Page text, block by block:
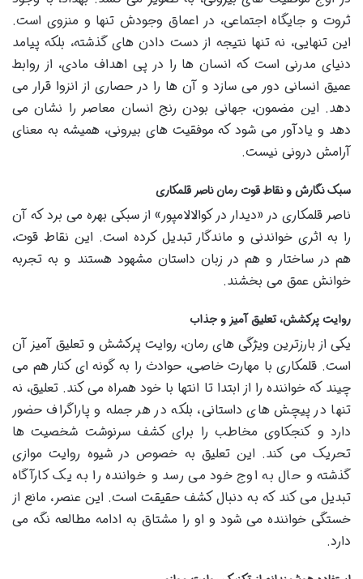
ثروت و جایگاه اجتماعی، در اعماق وجودش تنها و منزوی است.
این تنهایی، نه تنها نتیجه از دست دادن های گذشته، بلکه پیامد
دنیای مدرنی است که انسان ها را در پی اهداف مادی، از روابط
عمیق انسانی دور می سازد و آن ها را در حصاری از انزوا قرار می
دهد. این مضمون، جهانی بودن رنج انسان معاصر را نشان می
دهد و یادآور می شود که موفقیت های بیرونی، همیشه به معنای
آرامش درونی نیست.
سبک نگارش و نقاط قوت رمان ناصر قلمکاری
ناصر قلمکاری در «دیدار در کوالالامپور» از سبکی بهره می برد که آن
را به اثری خواندنی و ماندگار تبدیل کرده است. این نقاط قوت،
هم در ساختار و هم در زبان داستان مشهود هستند و به تجربه
خوانش عمق می بخشند.
روایت پرکشش، تعلیق آمیز و جذاب
یکی از بارزترین ویژگی های رمان، روایت پرکشش و تعلیق آمیز آن
است. قلمکاری با مهارت خاصی، حوادث را به گونه ای کنار هم می
چیند که خواننده را از ابتدا تا انتها با خود همراه می کند. تعلیق، نه
تنها در پیچش های داستانی، بلکه در هر جمله و پاراگراف حضور
دارد و کنجکاوی مخاطب را برای کشف سرنوشت شخصیت ها
تحریک می کند. این تعلیق به خصوص در شیوه روایت موازی
گذشته و حال به اوج خود می رسد و خواننده را به یک کارآگاه
تبدیل می کند که به دنبال کشف حقیقت است. این عنصر، مانع از
خستگی خواننده می شود و او را مشتاق به ادامه مطالعه نگه می
دارد.